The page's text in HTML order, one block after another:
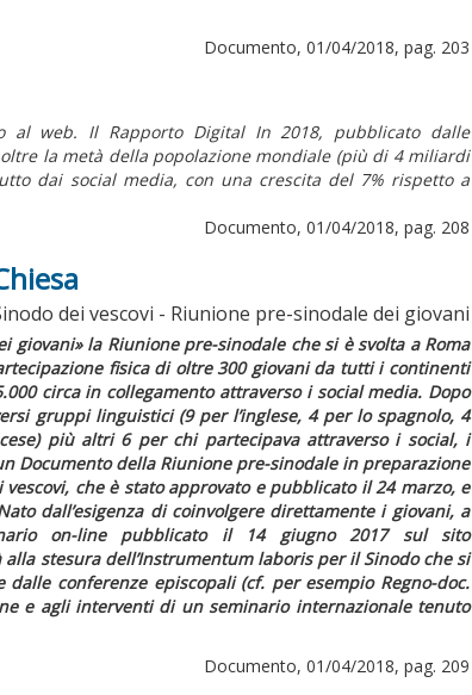
Documento, 01/04/2018, pag. 203
al web. Il Rapporto Digital In 2018, pubblicato dalle
la metà della popolazione mondiale (più di 4 miliardi
dai social media, con una crescita del 7% rispetto a
Documento, 01/04/2018, pag. 208
dei vescovi - Riunione pre-sinodale dei giovani
giovani» la Riunione pre-sinodale che si è svolta a Roma
fisica di oltre 300 giovani da tutti i continenti
circa in collegamento attraverso i social media. Dopo
gruppi linguistici (9 per l’inglese, 4 per lo spagnolo, 4
più altri 6 per chi partecipava attraverso i social, i
Documento della Riunione pre-sinodale in preparazione
che è stato approvato e pubblicato il 24 marzo, e
dall’esigenza di coinvolgere direttamente i giovani, a
on-linepubblicato il 14 giugno 2017 sul sito
stesura dell’Instrumentum laborisper il Sinodo che si
conferenze episcopali (cf. per esempio Regno-doc.
e agli interventi di un seminario internazionale tenuto
Documento, 01/04/2018, pag. 209